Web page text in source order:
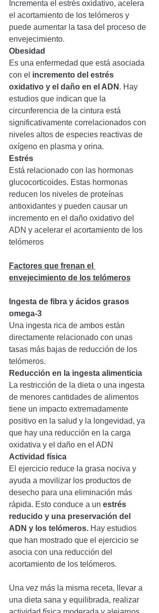
Incrementa el estrés oxidativo, acelera
el acortamiento de los telómeros y
puede aumentar la tasa del proceso de
envejecimiento.
Obesidad
Es una enfermedad que está asociada
con el incremento del estrés
oxidativo y el daño en el ADN . Hay
estudios que indican que la
circunferencia de la cintura está
significativamente correlacionados con
niveles altos de especies reactivas de
oxígeno en plasma y orina.
Estrés
Está relacionado con las hormonas
glucocorticoides. Estas hormonas
reducen los niveles de proteínas
antioxidantes y pueden causar un
incremento en el daño oxidativo del
ADN y acelerar el acortamiento de los
telómeros
Factores que frenan el
envejecimiento de los telómeros
Ingesta de fibra y ácidos grasos
omega-3
Una ingesta rica de ambos están
directamente relacionado con unas
tasas más bajas de reducción de los
telómeros.
Reducción en la ingesta alimenticia
La restricción de la dieta o una ingesta
de menores cantidades de alimentos
tiene un impacto extremadamente
positivo en la salud y la longevidad, ya
que hay una reducción en la carga
oxidativa y el daño en el ADN
Actividad física
El ejercicio reduce la grasa nociva y
ayuda a movilizar los productos de
desecho para una eliminación más
rápida. Esto conduce a un estrés
reducido y una preservación del
ADN y los telómeros. Hay estudios
que han mostrado que el ejercicio se
asocia con una reducción del
acortamiento de los telómeros.
Una vez más la misma receta, llevar a
una dieta sana y equilibrada, realizar